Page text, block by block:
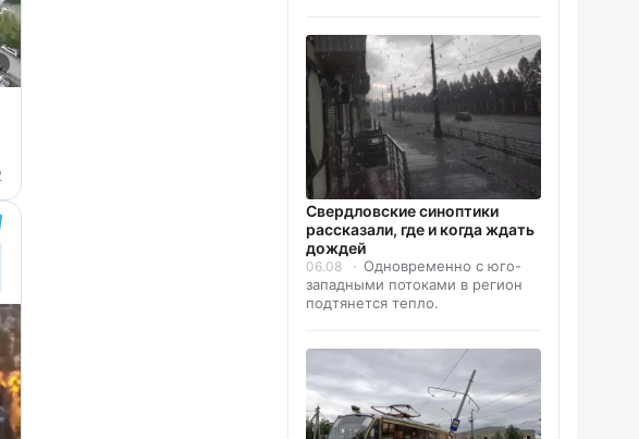
Свердловские синоптики
рассказали, где и когда ждать
дождей
06.08
Одновременно с юго-
западными потоками в регион
подтянется тепло.